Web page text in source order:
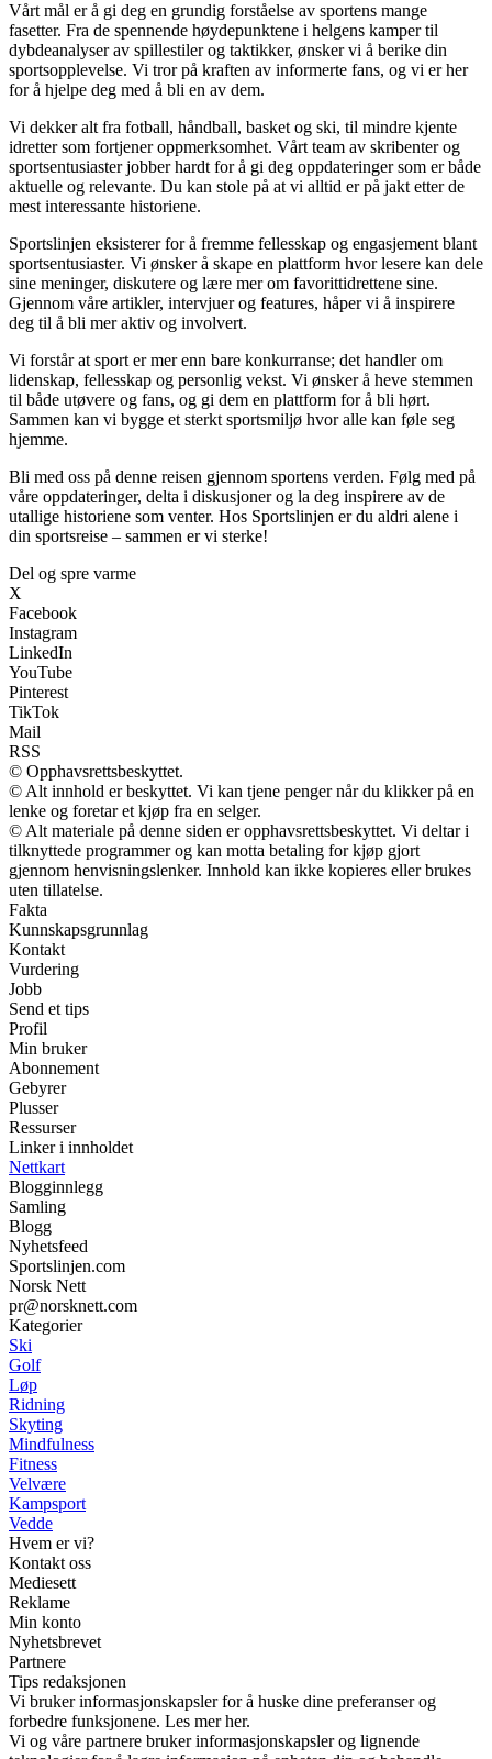
Vårt mål er å gi deg en grundig forståelse av sportens mange
fasetter. Fra de spennende høydepunktene i helgens kamper til
dybdeanalyser av spillestiler og taktikker, ønsker vi å berike din
sportsopplevelse. Vi tror på kraften av informerte fans, og vi er her
for å hjelpe deg med å bli en av dem.
Vi dekker alt fra fotball, håndball, basket og ski, til mindre kjente
idretter som fortjener oppmerksomhet. Vårt team av skribenter og
sportsentusiaster jobber hardt for å gi deg oppdateringer som er både
aktuelle og relevante. Du kan stole på at vi alltid er på jakt etter de
mest interessante historiene.
Sportslinjen eksisterer for å fremme fellesskap og engasjement blant
sportsentusiaster. Vi ønsker å skape en plattform hvor lesere kan dele
sine meninger, diskutere og lære mer om favorittidrettene sine.
Gjennom våre artikler, intervjuer og features, håper vi å inspirere
deg til å bli mer aktiv og involvert.
Vi forstår at sport er mer enn bare konkurranse; det handler om
lidenskap, fellesskap og personlig vekst. Vi ønsker å heve stemmen
til både utøvere og fans, og gi dem en plattform for å bli hørt.
Sammen kan vi bygge et sterkt sportsmiljø hvor alle kan føle seg
hjemme.
Bli med oss på denne reisen gjennom sportens verden. Følg med på
våre oppdateringer, delta i diskusjoner og la deg inspirere av de
utallige historiene som venter. Hos Sportslinjen er du aldri alene i
din sportsreise – sammen er vi sterke!
Del og spre varme
X
Facebook
Instagram
LinkedIn
YouTube
Pinterest
TikTok
Mail
RSS
© Opphavsrettsbeskyttet.
© Alt innhold er beskyttet. Vi kan tjene penger når du klikker på en
lenke og foretar et kjøp fra en selger.
© Alt materiale på denne siden er opphavsrettsbeskyttet. Vi deltar i
tilknyttede programmer og kan motta betaling for kjøp gjort
gjennom henvisningslenker. Innhold kan ikke kopieres eller brukes
uten tillatelse.
Fakta
Kunnskapsgrunnlag
Kontakt
Vurdering
Jobb
Send et tips
Profil
Min bruker
Abonnement
Gebyrer
Plusser
Ressurser
Linker i innholdet
Nettkart
Blogginnlegg
Samling
Blogg
Nyhetsfeed
Sportslinjen.com
Norsk Nett
pr@norsknett.com
Kategorier
Ski
Golf
Løp
Ridning
Skyting
Mindfulness
Fitness
Velvære
Kampsport
Vedde
Hvem er vi?
Kontakt oss
Mediesett
Reklame
Min konto
Nyhetsbrevet
Partnere
Tips redaksjonen
Vi bruker informasjonskapsler for å huske dine preferanser og
forbedre funksjonene. Les mer her.
Vi og våre partnere bruker informasjonskapsler og lignende